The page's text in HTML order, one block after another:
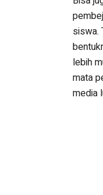
siswa.
lebih
mata
media